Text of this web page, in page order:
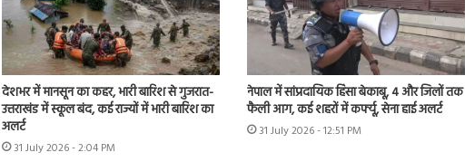
देशभर में मानसून का कहर, भारी बारिश से गुजरात-
उत्तराखंड में स्कूल बंद, कई राज्यों में भारी बारिश का
अलर्ट
31 July 2026 - 2:04 PM
नेपाल में सांप्रदायिक हिंसा बेकाबू, 4 और जिलों तक
फैली आग, कई शहरों में कर्फ्यू, सेना हाई अलर्ट
31 July 2026 - 12:51 PM